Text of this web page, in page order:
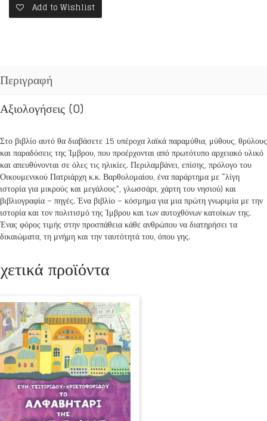
Add to Wishlist
Περιγραφή
Αξιολογήσεις (0)
Στο βιβλίο αυτό θα διαβάσετε 15 υπέροχα λαϊκά παραμύθια, μύθους, θρύλους
και παραδόσεις της Ίμβρου, που προέρχονται από πρωτότυπο αρχειακό υλικό
και απευθύνονται σε όλες τις ηλικίες. Περιλαμβάνει, επίσης, πρόλογο του
Οικουμενικού Πατριάρχη κ.κ. Βαρθολομαίου, ένα παράρτημα με “λίγη
ιστορία για μικρούς και μεγάλους”, γλωσσάρι, χάρτη του νησιού) και
βιβλιογραφία – πηγές. Ένα βιβλίο – κόσμημα για μια πρώτη γνωριμία με την
ιστορία και τον πολιτισμό της Ίμβρου και των αυτοχθόνων κατοίκων της.
Ένας φόρος τιμής στην προσπάθεια κάθε ανθρώπου να διατηρήσει τα
δικαιώματα, τη μνήμη και την ταυτότητά του, όπου γης.
προϊόντα